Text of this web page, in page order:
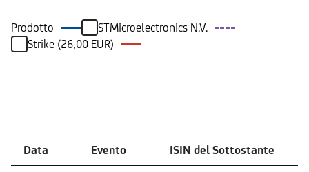
Prodotto
STMicroelectronics N.V.
Strike (26,00 EUR)
Data Evento ISIN del Sottostante